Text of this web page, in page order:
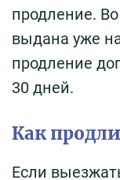
продление.
выдана уже
продление
30 дней.
Как
Если